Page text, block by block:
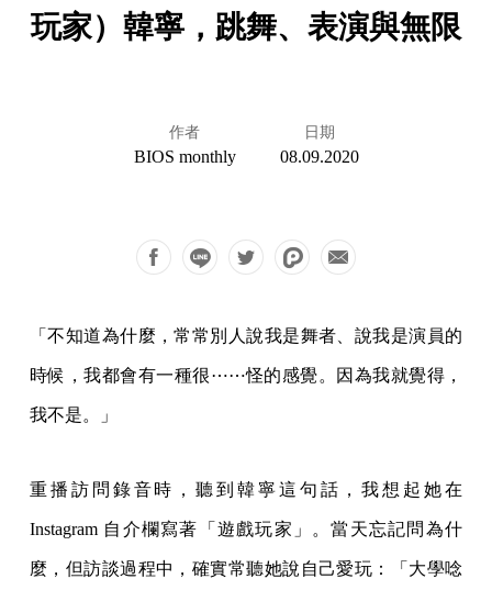
玩家）韓寧，跳舞、表演與無限
作者
BIOS monthly
日期
08.09.2020
「不知道為什麼，常常別人說我是舞者、說我是演員的
時候，我都會有一種很⋯⋯怪的感覺。因為我就覺得，
我不是。」
重播訪問錄音時，聽到韓寧這句話，我想起她在
Instagram 自介欄寫著「遊戲玩家」。當天忘記問為什
麼，但訪談過程中，確實常聽她說自己愛玩：「大學唸